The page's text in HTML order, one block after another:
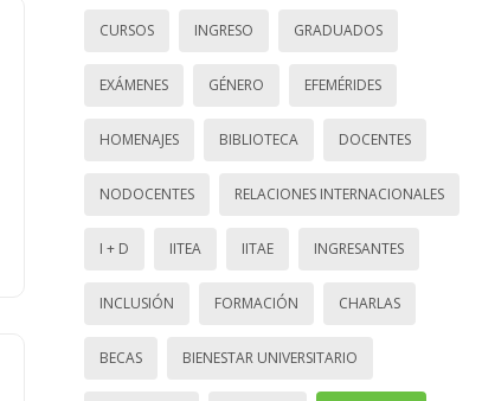
CURSOS INGRESO GRADUADOS
EXÁMENES GÉNERO EFEMÉRIDES
HOMENAJES BIBLIOTECA DOCENTES
NODOCENTES RELACIONES INTERNACIONALES
I + D IITEA IITAE INGRESANTES
INCLUSIÓN FORMACIÓN CHARLAS
BECAS BIENESTAR UNIVERSITARIO